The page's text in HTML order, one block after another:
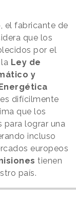
el fabricante de
que los
por el
Ley de
y
difícilmente
que los
para lograr una
incluso
europeos
tienen
país.